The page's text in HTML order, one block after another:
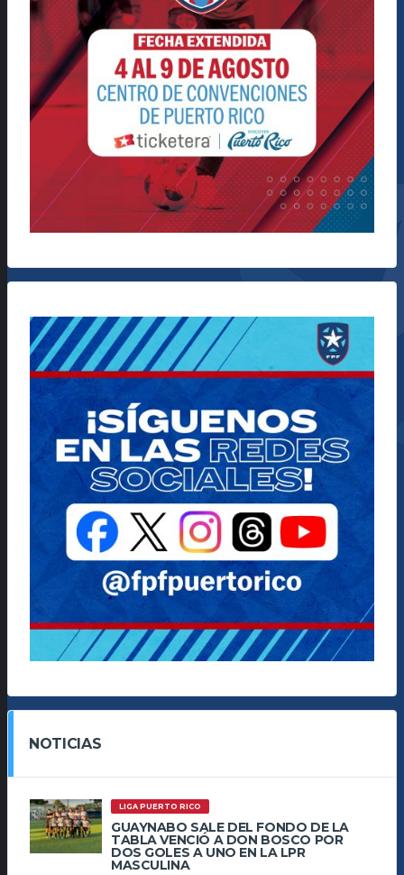
NOTICIAS
LIGA PUERTO RICO
GUAYNABO SALE DEL FONDO DE LA
TABLA VENCIÓ A DON BOSCO POR
DOS GOLES A UNO EN LA LPR
MASCULINA